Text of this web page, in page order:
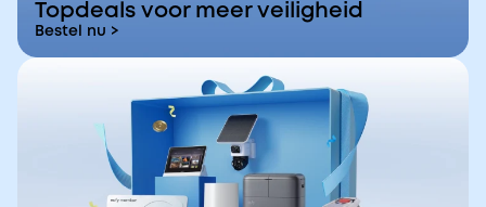
Topdeals voor meer veiligheid
Bestel nu >